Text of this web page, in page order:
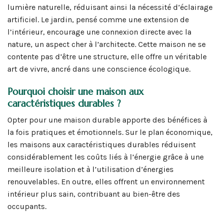
lumière naturelle, réduisant ainsi la nécessité d’éclairage
artificiel. Le jardin, pensé comme une extension de
l’intérieur, encourage une connexion directe avec la
nature, un aspect cher à l’architecte. Cette maison ne se
contente pas d’être une structure, elle offre un véritable
art de vivre, ancré dans une conscience écologique.
Pourquoi choisir une maison aux
caractéristiques durables ?
Opter pour une maison durable apporte des bénéfices à
la fois pratiques et émotionnels. Sur le plan économique,
les maisons aux caractéristiques durables réduisent
considérablement les coûts liés à l’énergie grâce à une
meilleure isolation et à l’utilisation d’énergies
renouvelables. En outre, elles offrent un environnement
intérieur plus sain, contribuant au bien-être des
occupants.